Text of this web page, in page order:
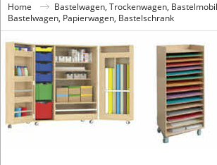
Home
Bastelwagen, Trockenwagen, Bastelmobil
Bastelwagen, Papierwagen, Bastelschrank